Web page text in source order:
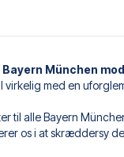
München
med en
til alle Bayern
os i at skræddersy